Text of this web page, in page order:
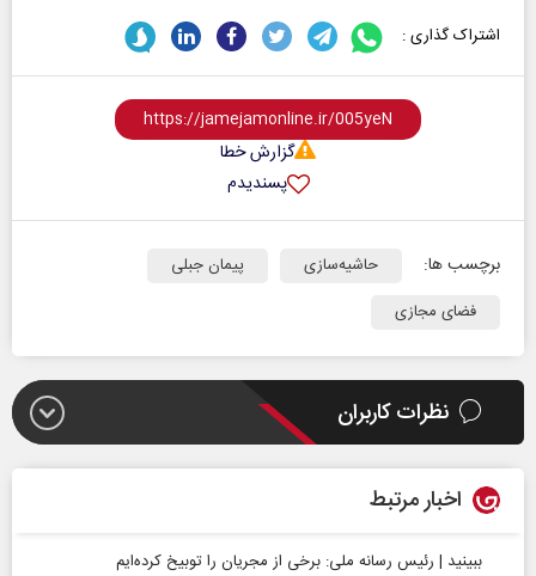
اشتراک گذاری :
گزارش خطا
پسندیدم
برچسب ها: حاشیه‌سازی
پیمان جبلی
فضای مجازی
نظرات کاربران
اخبار مرتبط
ببینید | رئیس رسانه ملی: برخی از مجریان را توبیخ کرده‌ایم